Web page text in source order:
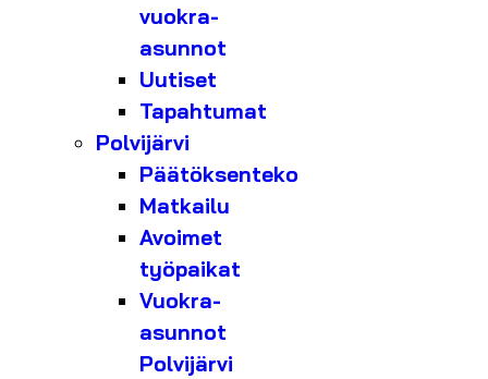
vuokra-
asunnot
Uutiset
Tapahtumat
Polvijärvi
Päätöksenteko
Matkailu
Avoimet
työpaikat
Vuokra-
asunnot
Polvijärvi